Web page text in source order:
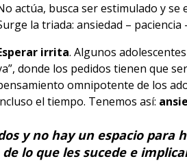
actúa, busca ser estimulado y
la triada: ansiedad –
irrita. Algunos
donde los pedidos tienen que
omnipotente de los
el tiempo. Tenemos así:
y no hay un espacio para
lo que les sucede e